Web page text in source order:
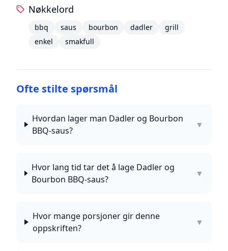
Nøkkelord
bbq saus bourbon dadler
grill
enkel
smakfull
Ofte stilte spørsmål
Hvordan lager man Dadler og Bourbon
BBQ-saus?
▼
Hvor lang tid tar det å lage Dadler og
Bourbon BBQ-saus?
▼
Hvor mange porsjoner gir denne
oppskriften?
▼